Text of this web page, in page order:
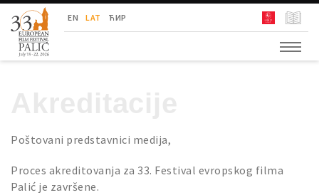
EN LAT ЋИР
Poštovani predstavnici medija,
Proces akreditovanja za 33. Festival evropskog filma
Palić je završene.